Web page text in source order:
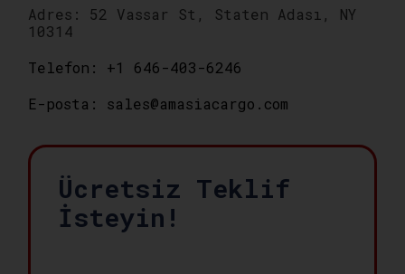
Adres: 52 Vassar St, Staten Adası, NY
10314
Telefon: +1 646-403-6246
E-posta: sales@amasiacargo.com
Ücretsiz Teklif
İsteyin!